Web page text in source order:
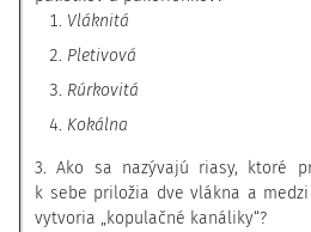
Vláknitá
Pletivová
Rúrkovitá
Kokálna
3. Ako sa nazývajú riasy, ktoré
k sebe priložia dve vlákna a
vytvoria „kopulačné kanáliky“?